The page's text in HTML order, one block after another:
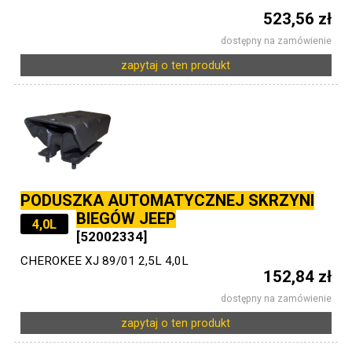
523,56 zł
dostępny na zamówienie
zapytaj o ten produkt
PODUSZKA AUTOMATYCZNEJ SKRZYNI
BIEGÓW JEEP
4,0L
[52002334]
CHEROKEE XJ 89/01 2,5L 4,0L
152,84 zł
dostępny na zamówienie
zapytaj o ten produkt